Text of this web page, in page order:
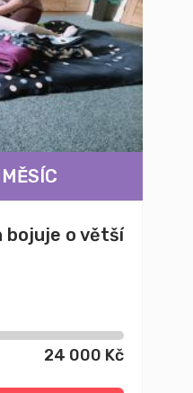
bojuje o větší
24 000 Kč